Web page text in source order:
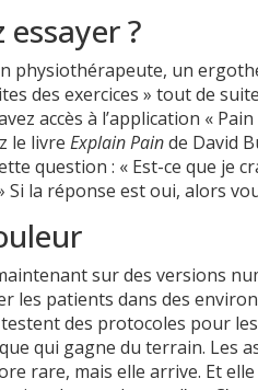
essayer ?
physiothérapeute, un
des exercices » tout de
accès à l’application «
le livreExplain Painde David
question : « Est-ce que je
Si la réponse est oui, alors
sur des versions
les patients dans des
des protocoles pour
qui gagne du terrain. Les
rare, mais elle arrive. Et